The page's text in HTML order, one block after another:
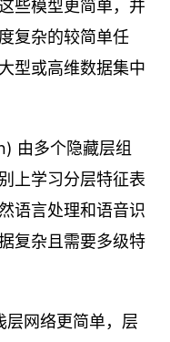
些模型更简单，并
复杂的较简单任
型或高维数据集中
由多个隐藏层组
上学习分层特征表
语言处理和语音识
复杂且需要多级特
层网络更简单，层